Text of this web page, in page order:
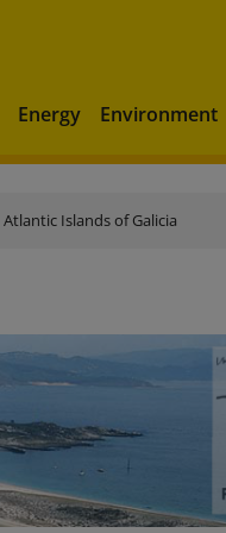
Energy Environment
Atlantic Islands of Galicia